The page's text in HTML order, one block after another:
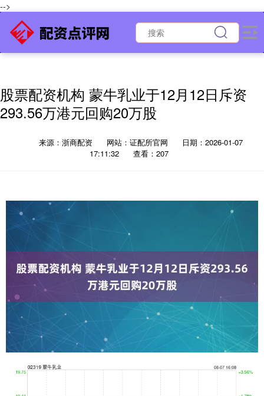
-->
股票配资机构 蒙牛乳业于12月12日斥资
293.56万港元回购20万股
来源：浙商配资 网站：证配所官网
日期：2026-01-07
17:11:32
查看：207